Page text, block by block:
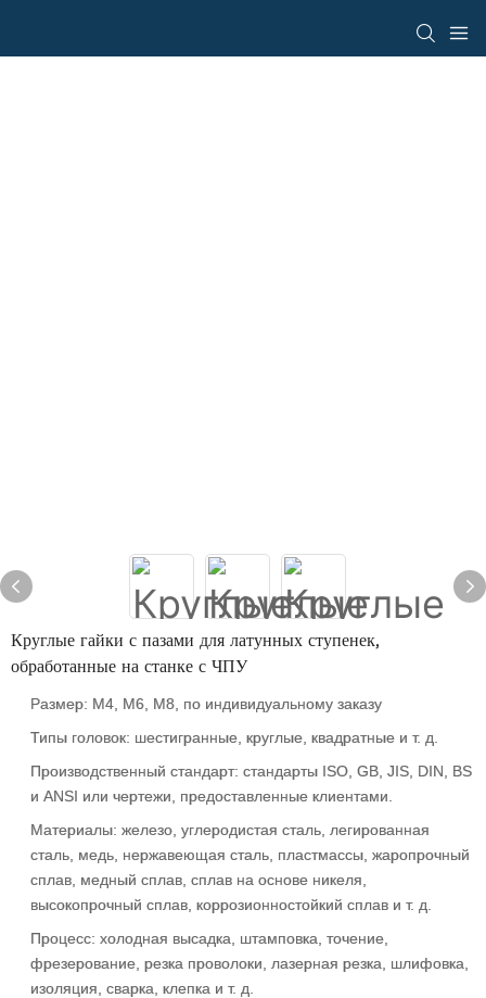
Круглые гайки с пазами для латунных ступенек,
обработанные на станке с ЧПУ
Размер: М4, М6, М8, по индивидуальному заказу
Типы головок: шестигранные, круглые, квадратные и т. д.
Производственный стандарт: стандарты ISO, GB, JIS, DIN, BS
и ANSI или чертежи, предоставленные клиентами.
Материалы: железо, углеродистая сталь, легированная
сталь, медь, нержавеющая сталь, пластмассы, жаропрочный
сплав, медный сплав, сплав на основе никеля,
высокопрочный сплав, коррозионностойкий сплав и т. д.
Процесс: холодная высадка, штамповка, точение,
фрезерование, резка проволоки, лазерная резка, шлифовка,
изоляция, сварка, клепка и т. д.